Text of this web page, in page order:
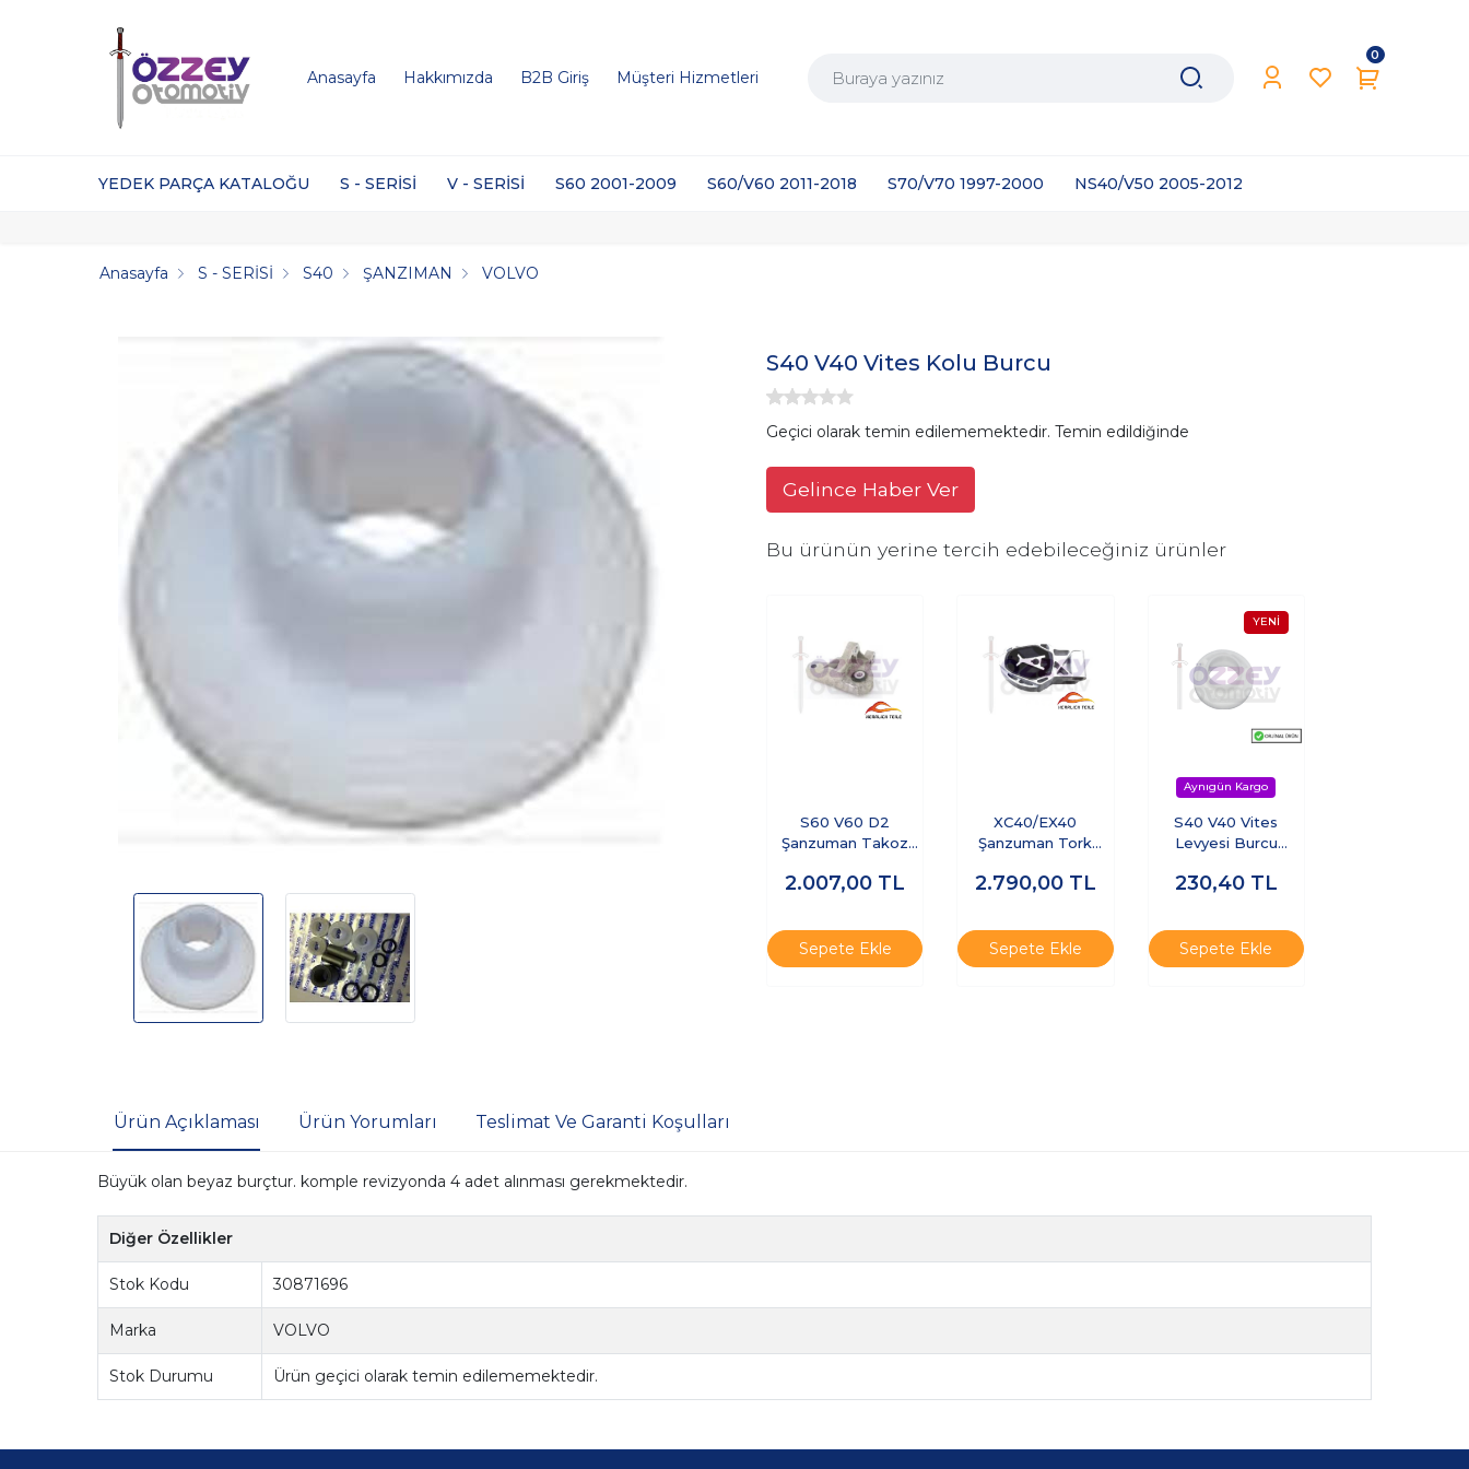
Anasayfa Hakkımızda B2B Giriş Müşteri Hizmetleri
0
YEDEK PARÇA KATALOĞU S - SERİSİ V - SERİSİ S60 2001-2009 S60/V60 2011-2018 S70/V70 1997-2000 NS40/V50 2005-2012
Anasayfa S - SERİSİ S40 ŞANZIMAN VOLVO
S40 V40 Vites Kolu Burcu
Geçici olarak temin edilememektedir. Temin edildiğinde
Gelince Haber Ver
Bu ürünün yerine tercih edebileceğiniz ürünler
S60 V60 D2
Şanzuman Takoz
2.007,00 TL
Sepete Ekle
XC40/EX40
Şanzuman Tork
2.790,00 TL
Sepete Ekle
S40 V40 Vites
Levyesi Burcu
230,40 TL
Sepete Ekle
Ürün Açıklaması Ürün Yorumları Teslimat Ve Garanti Koşulları
Büyük olan beyaz burçtur. komple revizyonda 4 adet alınması gerekmektedir.
Diğer Özellikler
Stok Kodu 30871696
Marka VOLVO
Stok Durumu Ürün geçici olarak temin edilememektedir.